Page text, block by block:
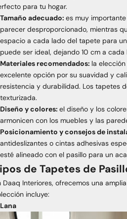
para tu hogar.
Tamaño adecuado: es muy
parecer desproporcionado, mientras
espacio a cada lado del tapete para
puede ser ideal, dejando 10 cm a cada
Materiales recomendados: la
excelente opción por su suavidad y
resistencia y durabilidad. Los tapetes
texturizada.
Diseño y colores: el diseño y los
armonicen con los muebles y las
Posicionamiento y consejos de
antideslizantes o cintas adhesivas
esté alineado con el pasillo para un
de Tapetes de
Daaq Interiores, ofrecemos una
incluye:
Lana